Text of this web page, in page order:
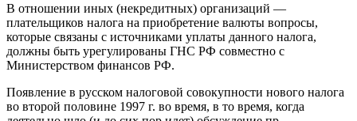
В отношении иных (некредитных) организаций —
плательщиков налога на приобретение валюты вопросы,
которые связаны с источниками уплаты данного налога,
должны быть урегулированы ГНС РФ совместно с
Министерством финансов РФ.
Появление в русском налоговой совокупности нового налога
во второй половине 1997 г. во время, в то время, когда